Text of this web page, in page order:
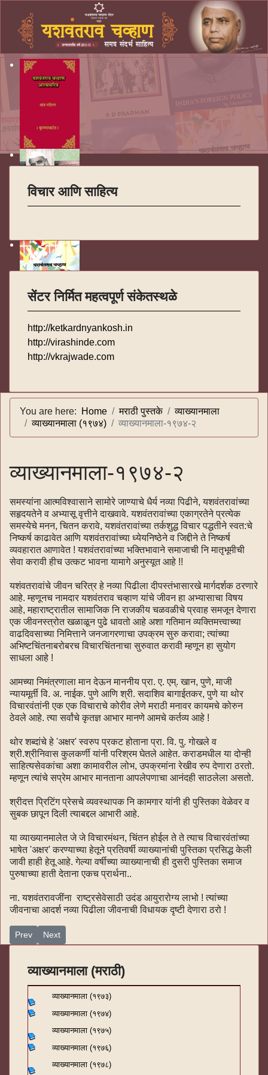
विचार आणि साहित्य
सेंटर निर्मित महत्वपूर्ण संकेतस्थळे
http://ketkardnyankosh.in
http://virashinde.com
http://vkrajwade.com
You are here: Home मराठी पुस्तके
व्याख्यानमाला
व्याख्यानमाला (१९७४)
व्याख्यानमाला-१९७४-२
व्याख्यानमाला-१९७४-२
समस्यांना आत्मविश्वासाने सामोरे जाण्याचे धैर्य नव्या पिढीने, यशवंतरावांच्या
सहृदयतेने व अभ्यासू वृत्तीने दाखवावे. यशवंतरावांच्या एकाग्रतेने प्रत्येक
समस्येचे मनन, चितन करावे, यशवंतरावांच्या तर्कशुद्ध विचार पद्धतीने स्वत:चे
निष्कर्ष काढावेत आणि यशवंतरावांच्या ध्येयनिष्ठेने व जिद्दीने ते निष्कर्ष
व्यवहारात आणावेत ! यशवंतरावांच्या भक्तिभावाने समाजाची नि मातृभूमीची
सेवा करावी हीच उत्कट भावना यामागे अनुस्यूत आहे !!
यशंवतरावांचे जीवन चरित्र हे नव्या पिढीला दीपस्तंभासारखे मार्गदर्शक ठरणारे
आहे. म्हणूनच नामदार यशवंतराव चव्हाण यांचे जीवन हा अभ्यासाचा विषय
आहे, महाराष्ट्रातील सामाजिक नि राजकीय चळवळीचे प्रवाह समजून देणारा
एक जीवनस्त्रोत खळाळून पुढे धावतो आहे अशा गतिमान व्यक्तिमत्त्वाच्या
वाढदिवसाच्या निमित्ताने जनजागरणाचा उपक्रम सुरु करावा; त्यांच्या
अभिष्टचिंतनाबरोबरच विचारचिंतनाचा सुरुवात करावी म्हणून हा सुयोग
साधला आहे !
आमच्या निमंत्रणाला मान देऊन माननीय प्रा. ए. एम्. खान, पुणे, माजी
न्यायमूर्ती वि. अ. नाईक. पुणे आणि श्री. सदाशिव बागाईतकर, पुणे या थोर
विचारवंतांनी एक एक विचाराचे कोरीव लेणे मराठी मनावर कायमचे कोरुन
ठेवले आहे. त्या सर्वांचे कृतज्ञ आभार मानणे आमचे कर्तव्य आहे !
थोर शब्दांचे हे 'अक्षर' स्वरुप प्रकट होताना प्रा. वि. पु. गोखले व
श्री.श्रीनिवास कुलकर्णी यांनी परिश्रम घेतले आहेत. कराडमधील या दोन्ही
साहित्यसेवकांचा अशा कामावरील लोभ, उपक्रमांना रेखीव रुप देणारा ठरतो.
म्हणून त्यांचे सप्रेम आभार मानताना आपलेपणाचा आनंदही साठलेला असतो.
श्रीदत्त प्रिटिंग प्रेसचे व्यवस्थापक नि कामगार यांनी ही पुस्तिका वेळेवर व
सुबक छापून दिली त्याबद्दल आभारी आहे.
या व्याख्यानमालेत जे जे विचारमंथन, चिंतन होईल ते ते त्याच विचारवंतांच्या
भाषेत 'अक्षर' करण्याच्या हेतूने प्रतिवर्षी व्याख्यानांची पुस्तिका प्रसिद्ध केली
जावी हाही हेतू आहे. गेल्या वर्षीच्या व्याख्यानाची ही दुसरी पुस्तिका समाज
पुरुषाच्या हाती देताना एकच प्रार्थना..
ना. यशवंतरावजींना राष्ट्रसेवेसाठी उदंड आयुरारोग्य लाभो ! त्यांच्या
जीवनाचा आदर्श नव्या पिढीला जीवनाची विधायक दृष्टी देणारा ठरो !
Previous article: व्याख्यानमाला-१९७४-३
Prev Next article: व्याख्यानमाला-१९७४-१
Next
व्याख्यानमाला (मराठी)
व्याख्यानमाला (१९७३)
व्याख्यानमाला (१९७४)
व्याख्यानमाला (१९७५)
व्याख्यानमाला (१९७६)
व्याख्यानमाला (१९७८)